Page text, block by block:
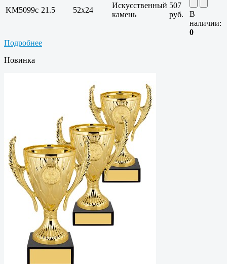
KM5099c 21.5 52x24
Искусственный
камень
507
руб.
В
наличии:
0
Подробнее
Новинка